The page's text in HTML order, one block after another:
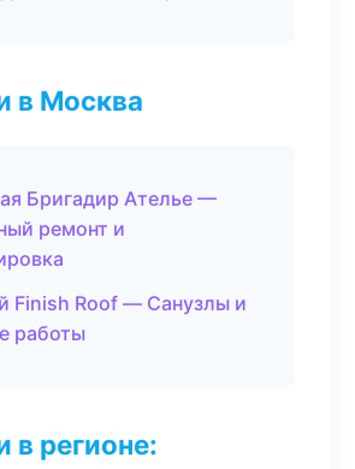
в Москва
Бригадир Ателье —
ремонт и
Finish Roof — Санузлы и
работы
в регионе: